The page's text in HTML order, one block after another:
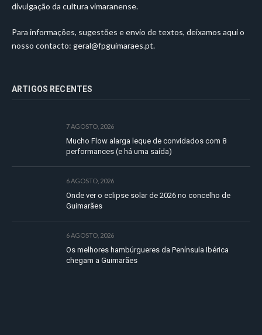
divulgação da cultura vimaranense.
Para informações, sugestões e envio de textos, deixamos aqui o
nosso contacto: geral@fpguimaraes.pt.
ARTIGOS RECENTES
7 AGOSTO, 2026
Mucho Flow alarga leque de convidados com 8
performances (e há uma saída)
6 AGOSTO, 2026
Onde ver o eclipse solar de 2026 no concelho de
Guimarães
6 AGOSTO, 2026
Os melhores hambúrgueres da Península Ibérica
chegam a Guimarães